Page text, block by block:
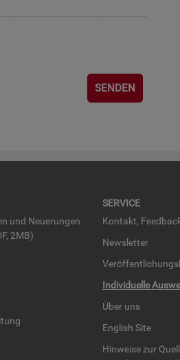
und Neue­run­gen
2MB)
SER­VICE
Kon­takt,
News­let­ter
In­di­vi­du­el­le
Über uns
English Site
Hin­wei­se zur